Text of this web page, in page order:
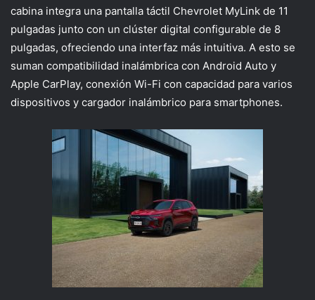
cabina integra una pantalla táctil Chevrolet MyLink de 11
pulgadas junto con un clúster digital configurable de 8
pulgadas, ofreciendo una interfaz más intuitiva. A esto se
suman compatibilidad inalámbrica con Android Auto y
Apple CarPlay, conexión Wi-Fi con capacidad para varios
dispositivos y cargador inalámbrico para smartphones.